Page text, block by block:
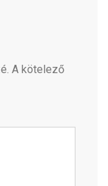
A kötelező